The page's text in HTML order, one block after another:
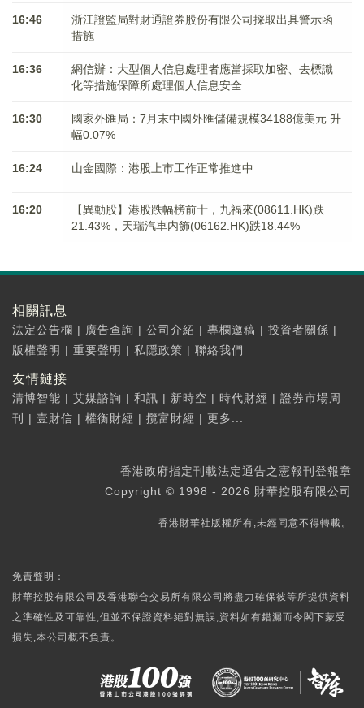
16:46
浙江證監局對財通證券股份有限公司採取出具警示函
措施
16:36
網信辦：大型個人信息處理者應當採取加密、去標識
化等措施保障所處理個人信息安全
16:30
國家外匯局：7月末中國外匯儲備規模34188億美元 升
幅0.07%
16:24 山金國際：港股上市工作正常推進中
16:20
【異動股】港股跌幅榜前十，九福來(08611.HK)跌
21.43%，天瑞汽車内飾(06162.HK)跌18.44%
相關訊息
法定公告欄 | 廣告查詢 | 公司介紹 | 專欄邀稿 | 投資者關係 |
版權聲明 | 重要聲明 | 私隱政策 | 聯絡我們
友情鏈接
清博智能 | 艾媒諮詢 | 和訊 | 新時空 | 時代財經 | 證券市場周
刊
| 壹財信 | 權衡財經 | 攬富財經 | 更多...
香港政府指定刊載法定通告之憲報刊登報章
Copyright © 1998 - 2026 財華控股有限公司
香港財華社版權所有,未經同意不得轉載。
免責聲明：
財華控股有限公司及香港聯合交易所有限公司將盡力確保彼等所提供資料
之準確性及可靠性,但並不保證資料絕對無誤,資料如有錯漏而令閣下蒙受
損失,本公司概不負責。